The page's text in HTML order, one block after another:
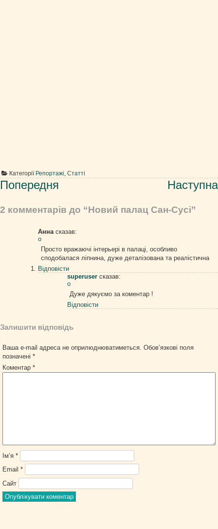
Категорії Репортажі Статті
Навігація
записів
Попередня Наступна
2 комментарів до “Новий палац Сан-Сусі”
Анна сказав:
о
Просто вражаючі інтерьері в палаці, особливо
сподобалася ліпнина, дуже деталізована та реалістична
Відповіcти
superuser сказав:
о
Дуже дякуємо за коментар !
Відповіcти
Залишити відповідь
Ваша e-mail адреса не оприлюднюватиметься. Обов’язкові поля
позначені*
Коментар*
Ім’я*
Email*
Сайт